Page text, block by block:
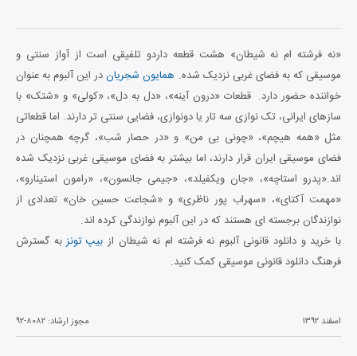
«نه فرشته ام نه شیطان» هشت قطعه داردو تلفیقی است از آواز سنتی و
موسیقی که به فضای غربی نزدیک شده. همایون شجریاندر این آلبوم به عنوان
خواننده حضور دارد. قطعات «درون آینه»، «دل به دل»، «کولی» و «شتک» با
سازهای ایرانی، تک نوازی سه تار یا دونوازی، فضایی سنتی تر دارند. اما قطعاتی
مثل «همه هیچم»، «چونی بی من» و «در حصار شب»، گرچه همچنان در
فضای موسیقی ایران قرار دارند، اما بیشتر به فضای موسیقی غربی نزدیک شده
اند.«پدرو استاچه»، «جان ویکفیلد»، «جیمی جانسون»، «رامون استینارو»،
«مهمت آکتای»، «سهراب پور ناظری» و «شجاعت حسین خان» تعدادی از
نوازندگان برجسته ای هستند که در این آلبوم نوازندگی کرده اند.
با خرید و دانلود قانونی آلبوم نه فرشته ام نه شیطان از بیپ تونزبه گسترش
فرهنگ دانلود قانونی موسیقی کمک کنید.
اسفند ۱۳۹۲ مجوز ارشاد: ۹۲-۸۰۸۲